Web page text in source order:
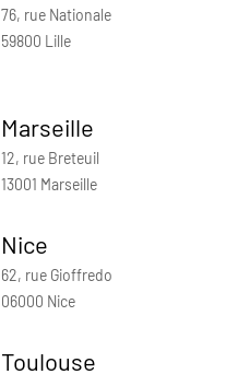
76, rue Nationale
59800 Lille
Marseille
12, rue Breteuil
13001 Marseille
Nice
62, rue Gioffredo
06000 Nice
Toulouse